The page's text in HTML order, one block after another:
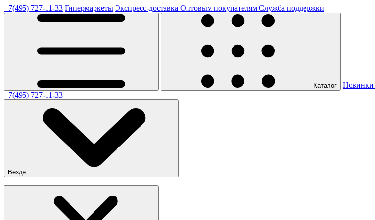
+7(495) 727-11-33 Гипермаркеты Экспресс-доставка Оптовым покупателям Служба поддержки
Каталог Новинки
+7(495) 727-11-33
Везде